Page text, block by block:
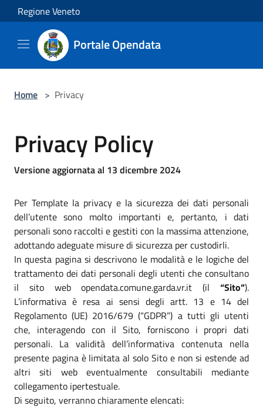
Salta al contenuto principale
Regione Veneto
Portale Opendata
Home > Privacy
Privacy Policy
Versione aggiornata al 13 dicembre 2024
Per Template la privacy e la sicurezza dei dati personali
dell’utente sono molto importanti e, pertanto, i dati
personali sono raccolti e gestiti con la massima attenzione,
adottando adeguate misure di sicurezza per custodirli.
In questa pagina si descrivono le modalità e le logiche del
trattamento dei dati personali degli utenti che consultano
il sito web opendata.comune.garda.vr.it (il “Sito”).
L’informativa è resa ai sensi degli artt. 13 e 14 del
Regolamento (UE) 2016/679 (“GDPR”) a tutti gli utenti
che, interagendo con il Sito, forniscono i propri dati
personali. La validità dell’informativa contenuta nella
presente pagina è limitata al solo Sito e non si estende ad
altri siti web eventualmente consultabili mediante
collegamento ipertestuale.
Di seguito, verranno chiaramente elencati: